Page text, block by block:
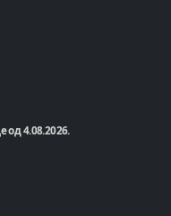
од 4.08.2026.